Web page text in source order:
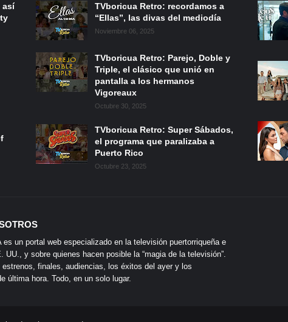
así
TVboricua Retro: recordamos a
“Ellas”, las divas del mediodía
Noviembre 06, 2025
TVboricua Retro: Parejo, Doble y
Triple, el clásico que unió en
pantalla a los hermanos
Vigoreaux
Octubre 30, 2025
TVboricua Retro: Super Sábados,
el programa que paralizaba a
Puerto Rico
Octubre 23, 2025
es un portal web especializado en la televisión puertorriqueña e
UU., y sobre quienes hacen posible la “magia de la televisión”.
finales, audiencias, los éxitos del ayer y los
última hora. Todo, en un solo lugar.